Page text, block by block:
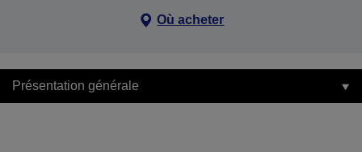
Où acheter
Présentation générale